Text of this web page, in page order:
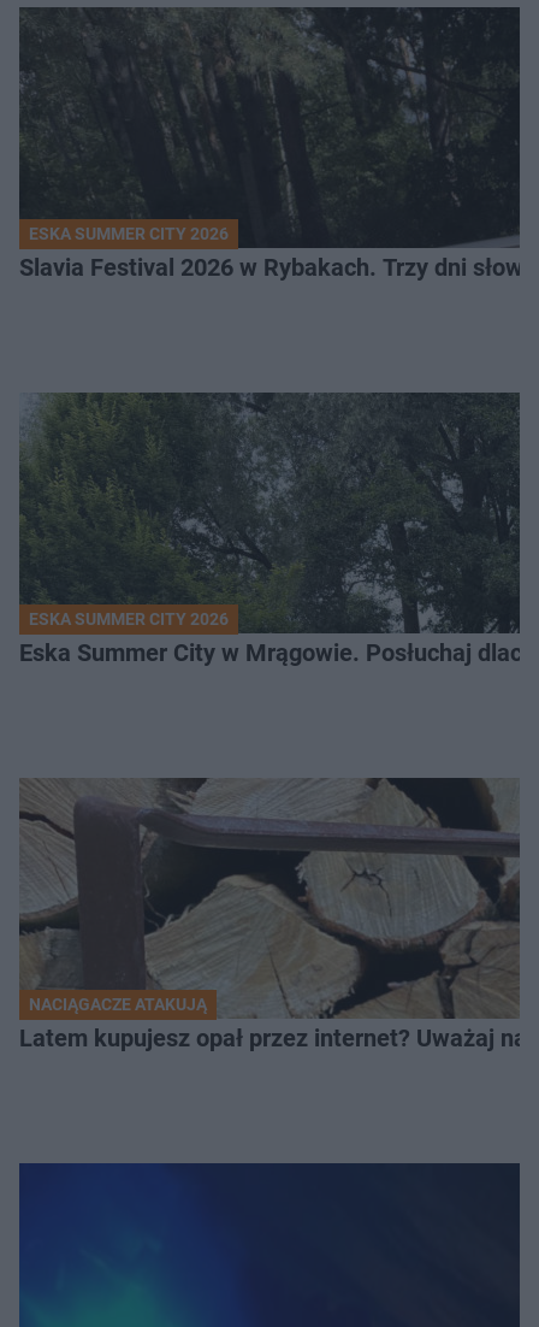
ESKA SUMMER CITY 2026
Slavia Festival 2026 w Rybakach. Trzy dni
ESKA SUMMER CITY 2026
Eska Summer City w Mrągowie. Posłuchaj
NACIĄGACZE ATAKUJĄ
Latem kupujesz opał przez internet? Uważaj na